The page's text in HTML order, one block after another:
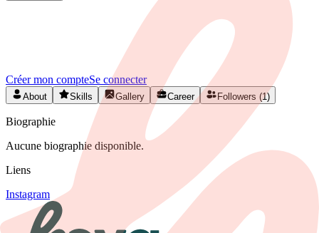
Rejoignez HEYA pour contacter
Créez votre profil gratuitement et développez votre réseau artistique
Créer mon compteSe connecter
About Skills Gallery Career Followers (1)
Biographie
Aucune biographie disponible.
Liens
Instagram